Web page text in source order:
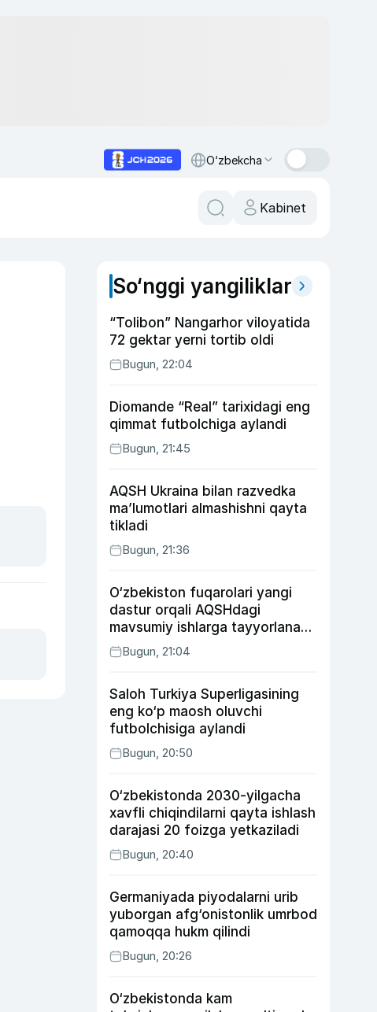
O‘zbekcha
Kabinet
So‘nggi yangiliklar
“Tolibon” Nangarhor viloyatida
72 gektar yerni tortib oldi
Bugun, 22:04
Diomande “Real” tarixidagi eng
qimmat futbolchiga aylandi
Bugun, 21:45
AQSH Ukraina bilan razvedka
ma’lumotlari almashishni qayta
tikladi
Bugun, 21:36
O‘zbekiston fuqarolari yangi
dastur orqali AQSHdagi
mavsumiy ishlarga tayyorlanadi
va joylashtiriladi
Bugun, 21:04
Saloh Turkiya Superligasining
eng ko‘p maosh oluvchi
futbolchisiga aylandi
Bugun, 20:50
O‘zbekistonda 2030-yilgacha
xavfli chiqindilarni qayta ishlash
darajasi 20 foizga yetkaziladi
Bugun, 20:40
Germaniyada piyodalarni urib
yuborgan afg‘onistonlik umrbod
qamoqqa hukm qilindi
Bugun, 20:26
O‘zbekistonda kam